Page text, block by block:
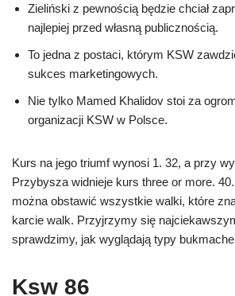
Zieliński z pewnością będzie chciał
najlepiej przed własną publicznością.
To jedna z postaci, którym KSW
sukces marketingowych.
Nie tylko Mamed Khalidov stoi za
organizacji KSW w Polsce.
Kurs na jego triumf wynosi 1. 32, a przy
Przybysza widnieje kurs three or more.
można obstawić wszystkie walki, które
karcie walk. Przyjrzymy się
sprawdzimy, jak wyglądają typy
Ksw 86